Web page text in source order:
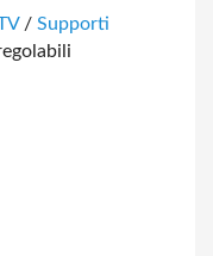
/ Supporti